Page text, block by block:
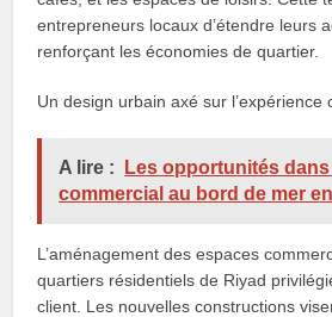
entrepreneurs locaux d’étendre leurs
renforçant les économies de quartier.
Un design urbain axé sur l’expérience
A lire :
Les opportunités dans
commercial au bord de mer
L’aménagement des espaces
quartiers résidentiels de Riyad
client. Les nouvelles constructions